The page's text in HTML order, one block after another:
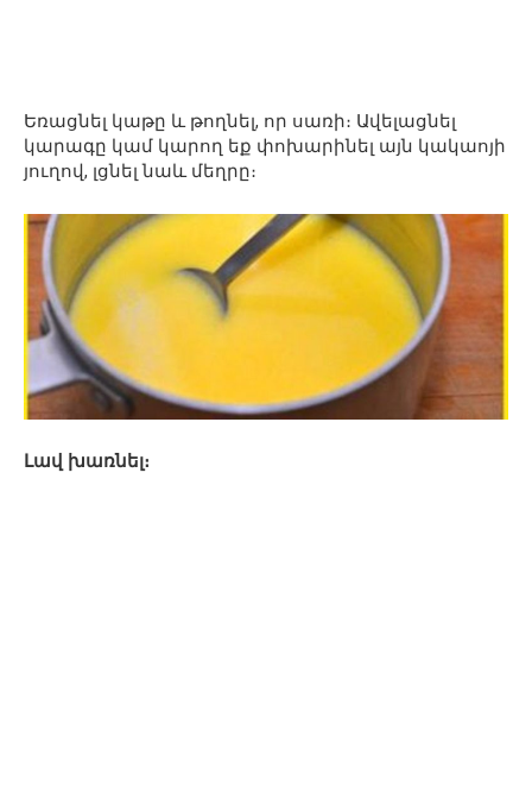
Եռացնել կաթը և թողնել, որ սառի։ Ավելացնել
կարագը կամ կարող եք փոխարինել այն կակաոյի
յուղով, լցնել նաև մեղրը։
Լավ խառնել։